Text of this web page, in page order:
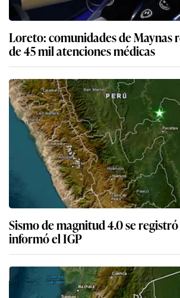
Loreto: comunidades de Maynas
de 45 mil atenciones médicas
Sismo de magnitud 4.0 se
informó el IGP